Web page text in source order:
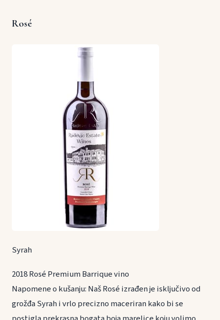
Rosé
Syrah
2018 Rosé Premium Barrique vino
Napomene o kušanju: Naš Rosé izrađen je isključivo od
grožđa Syrah i vrlo precizno maceriran kako bi se